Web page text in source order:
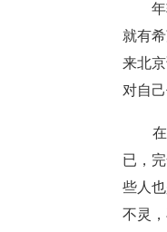
年轻
就有
来北
对自
在北
已，
些人
不灵